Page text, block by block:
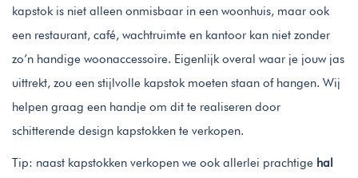
kapstok is niet alleen onmisbaar in een woonhuis, maar ook
een restaurant, café, wachtruimte en kantoor kan niet zonder
zo’n handige woonaccessoire. Eigenlijk overal waar je jouw jas
uittrekt, zou een stijlvolle kapstok moeten staan of hangen. Wij
helpen graag een handje om dit te realiseren door
schitterende design kapstokken te verkopen.
Tip: naast kapstokken verkopen we ook allerlei prachtige hal